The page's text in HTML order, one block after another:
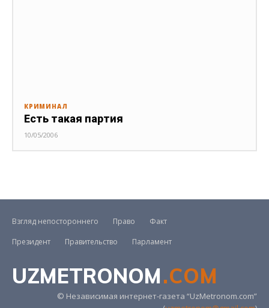
КРИМИНАЛ
Есть такая партия
10/05/2006
Взгляд непостороннего Право
Факт
Президент
Правительство Парламент
UZMETRONOM.COM
© Независимая интернет-газета “UzMetronom.com”